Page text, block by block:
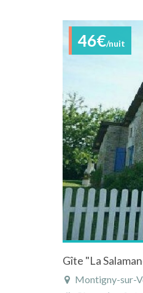
46€/nuit
Gîte "La
Montigny-sur-